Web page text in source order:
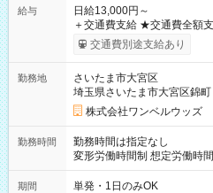
給与
日給13,000円～
＋交通費支給 ★交通費全額支給！ ┗案件により規定あり ★日払
いOK！（規定あり） ┗働い
ンビニATMから 日払い分を引き落と
交通費別途支給あり
勤務地
さいたま市大宮区
埼玉県さいたま市大宮区錦町
株式会社ワンベルウッズ
勤務時間
勤務時間は指定なし
変形労働時間制 想定労働時間160時間/月 【
～21：00
期間 単発・1日のみOK